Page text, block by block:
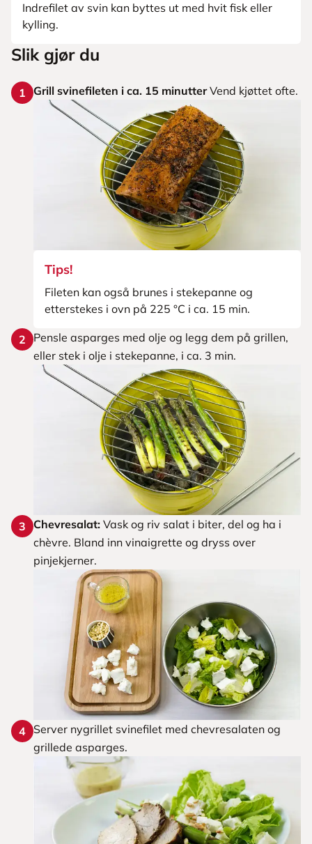
Indrefilet av svin kan byttes ut med hvit fisk eller
kylling.
Slik gjør du
1 Grill svinefileten i ca. 15 minutterVend kjøttet ofte.
Tips!
Fileten kan også brunes i stekepanne og
etterstekes i ovn på 225 °C i ca. 15 min.
2
Pensle asparges med olje og legg dem på grillen,
eller stek i olje i stekepanne, i ca. 3 min.
3 Chevresalat: Vask og riv salat i biter, del og ha i
chèvre. Bland inn vinaigrette og dryss over
pinjekjerner.
4 Server nygrillet svinefilet med chevresalaten og
grillede asparges.